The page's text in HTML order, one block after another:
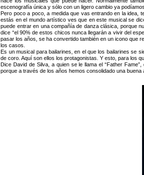
escenografía única y sólo con un ligero cambio ya
Pero poco a poco, a medida que vas entrando en la idea,
estás en el mundo artístico ves que en este musical se
puede entrar en una compañía de danza clásica, porque
dice “el 90% de estos chicos nunca llegarán a vivir del
pasar los años, se ha convertido también en un icono que
los casos.
Es un musical para bailarines, en el que los bailarines se
de coro. Aquí son ellos los protagonistas. Y esto, para los
Dice David de Silva, a quien se le llama el “Father
porque a través de los años hemos consolidado una